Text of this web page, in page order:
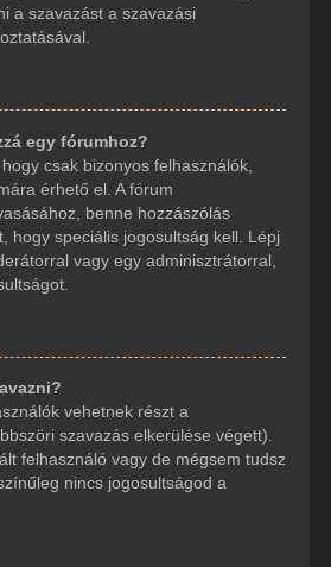
a szavazást a szavazási
egy fórumhoz?
csak bizonyos felhasználók,
érhető el. A fórum
benne hozzászólás
hogy speciális jogosultság kell. Lépj
vagy egy adminisztrátorral,
vehetnek részt a
szavazás elkerülése végett).
felhasználó vagy de mégsem tudsz
nincs jogosultságod a